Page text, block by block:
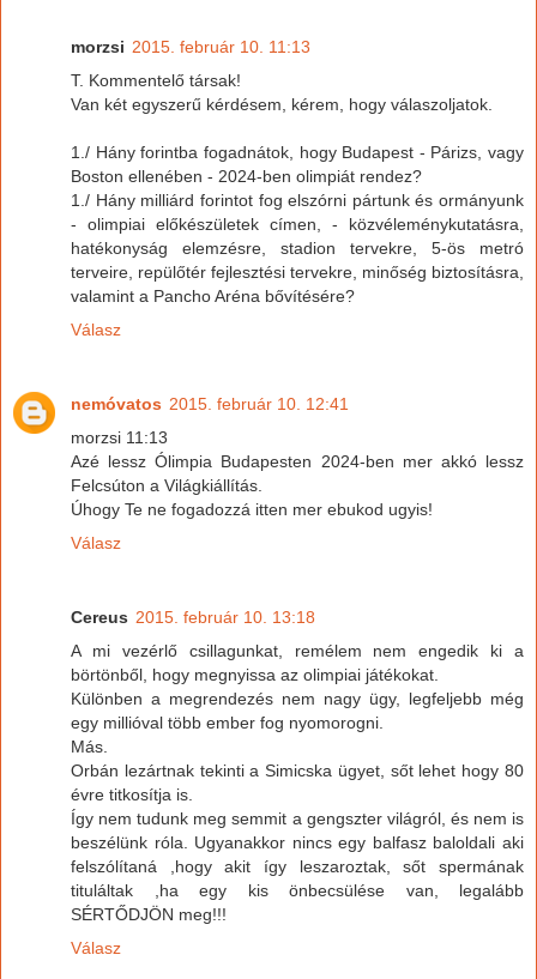
morzsi 2015. február 10. 11:13
T. Kommentelő társak!
Van két egyszerű kérdésem, kérem, hogy válaszoljatok.
1./ Hány forintba fogadnátok, hogy Budapest - Párizs, vagy
Boston ellenében - 2024-ben olimpiát rendez?
1./ Hány milliárd forintot fog elszórni pártunk és ormányunk
- olimpiai előkészületek címen, - közvéleménykutatásra,
hatékonyság elemzésre, stadion tervekre, 5-ös metró
terveire, repülőtér fejlesztési tervekre, minőség biztosításra,
valamint a Pancho Aréna bővítésére?
Válasz
nemóvatos 2015. február 10. 12:41
morzsi 11:13
Azé lessz Ólimpia Budapesten 2024-ben mer akkó lessz
Felcsúton a Világkiállítás.
Úhogy Te ne fogadozzá itten mer ebukod ugyis!
Válasz
Cereus 2015. február 10. 13:18
A mi vezérlő csillagunkat, remélem nem engedik ki a
börtönből, hogy megnyissa az olimpiai játékokat.
Különben a megrendezés nem nagy ügy, legfeljebb még
egy millióval több ember fog nyomorogni.
Más.
Orbán lezártnak tekinti a Simicska ügyet, sőt lehet hogy 80
évre titkosítja is.
Így nem tudunk meg semmit a gengszter világról, és nem is
beszélünk róla. Ugyanakkor nincs egy balfasz baloldali aki
felszólítaná ,hogy akit így leszaroztak, sőt spermának
tituláltak ,ha egy kis önbecsülése van, legalább
SÉRTŐDJÖN meg!!!
Válasz